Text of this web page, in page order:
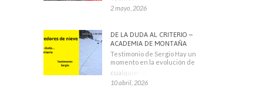
2 mayo, 2026
DE LA DUDA AL CRITERIO –
ACADEMIA DE MONTAÑA
Testimonio de Sergio Hay un
momento en la evolución de
cualquier montañero
10 abril, 2026